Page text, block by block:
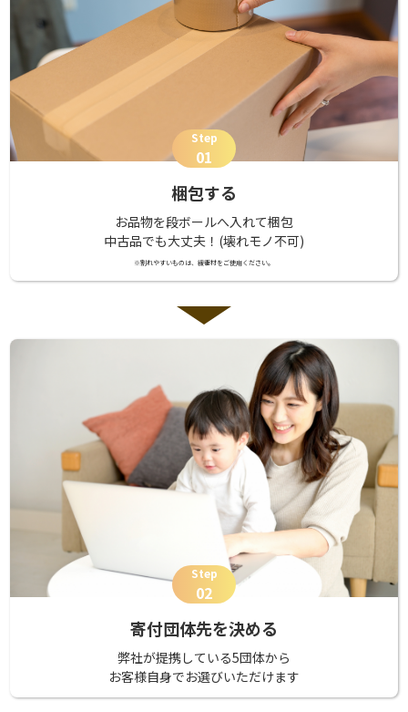
Step
01
梱包する
お品物を段ボールへ入れて梱包
中古品でも大丈夫！(壊れモノ不可)
※割れやすいものは、緩衝材をご使用ください。
Step
02
寄付団体先を決める
弊社が提携している5団体から
お客様自身でお選びいただけます